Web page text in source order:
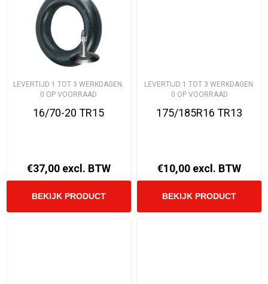
LEVERTIJD 1 TOT 3 WERKDAGEN.
0 OP VOORRAAD
16/70-20 TR15
€37,00 excl. BTW
LEVERTIJD 1 TOT 3 WERKDAGEN.
0 OP VOORRAAD
175/185R16 TR13
€10,00 excl. BTW